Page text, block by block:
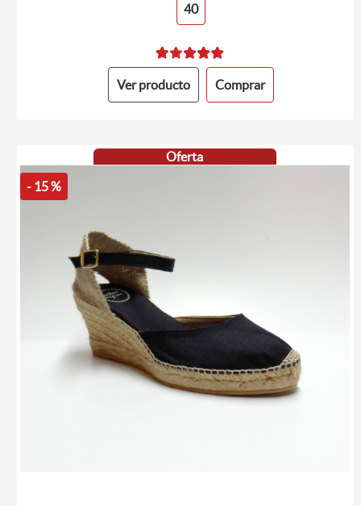
40
Ver producto Comprar
Oferta
- 15 %